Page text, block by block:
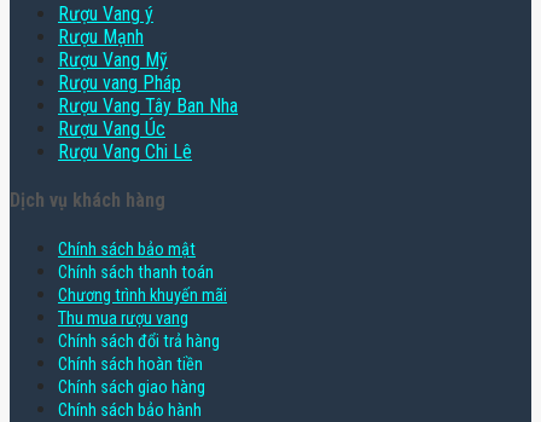
Rượu Vang ý
Rượu Mạnh
Rượu Vang Mỹ
Rượu vang Pháp
Rượu Vang Tây Ban Nha
Rượu Vang Úc
Rượu Vang Chi Lê
Dịch vụ khách hàng
Chính sách bảo mật
Chính sách thanh toán
Chương trình khuyến mãi
Thu mua rượu vang
Chính sách đổi trả hàng
Chính sách hoàn tiền
Chính sách giao hàng
Chính sách bảo hành